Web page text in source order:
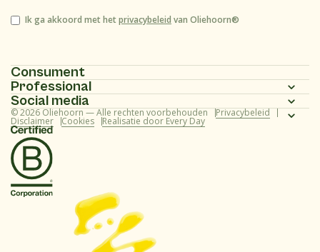
Instemming
Ik ga akkoord met hetprivacybeleid van Oliehoorn®
Consument
Homepagina
Assortiment
Recepten
Over ons
Veelgestelde vragen (consument)
Professional
Homepagina
Assortiment
Recepten
Over ons
Veelgestelde vragen (professional)
Social media
Instagram
Facebook
Youtube
LinkedIn
© 2026 Oliehoorn — Alle rechten voorbehouden Privacybeleid
Disclaimer Cookies Realisatie door Every Day